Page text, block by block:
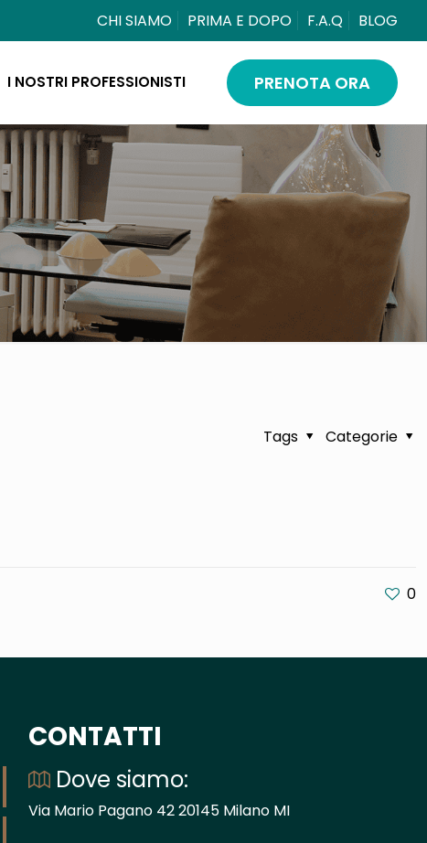
CHI SIAMO PRIMA E DOPO F.A.Q BLOG
I NOSTRI PROFESSIONISTI PRENOTA ORA
Categorie
Tags
0
CONTATTI
Dove siamo:
Via Mario Pagano 42 20145 Milano MI